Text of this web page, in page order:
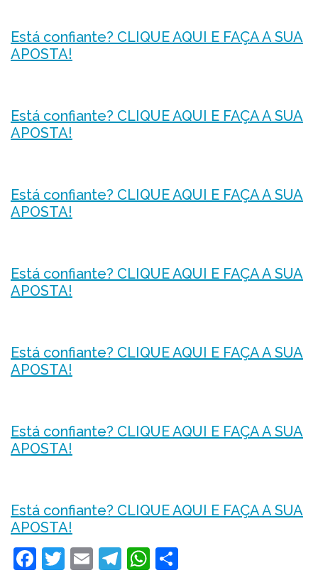
Está confiante? CLIQUE AQUI E FAÇA A SUA
APOSTA!
Está confiante? CLIQUE AQUI E FAÇA A SUA
APOSTA!
Está confiante? CLIQUE AQUI E FAÇA A SUA
APOSTA!
Está confiante? CLIQUE AQUI E FAÇA A SUA
APOSTA!
Está confiante? CLIQUE AQUI E FAÇA A SUA
APOSTA!
Está confiante? CLIQUE AQUI E FAÇA A SUA
APOSTA!
Está confiante? CLIQUE AQUI E FAÇA A SUA
APOSTA!
Facebook
Twitter
EmailTelegram
WhatsApp